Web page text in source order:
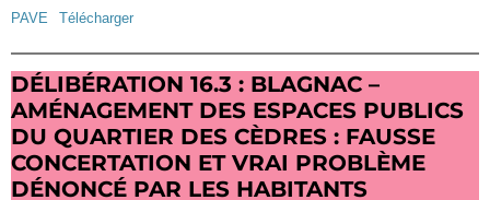
PAVE Télécharger
DÉLIBÉRATION 16.3 : BLAGNAC –
AMÉNAGEMENT DES ESPACES PUBLICS
DU QUARTIER DES CÈDRES : FAUSSE
CONCERTATION ET VRAI PROBLÈME
DÉNONCÉ PAR LES HABITANTS